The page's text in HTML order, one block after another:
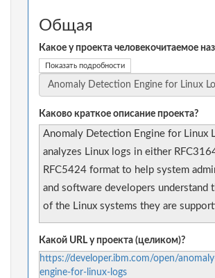
Общая
Какое у проекта человекочитаемое
Показать подробности
Каково краткое описание проекта?
Anomaly Detection Engine for Linux
analyzes Linux logs in either
RFC5424 format to help system
and software developers understand
of the Linux systems they are
Какой URL у проекта (целиком)?
https://developer.ibm.com/open/
engine-for-linux-logs